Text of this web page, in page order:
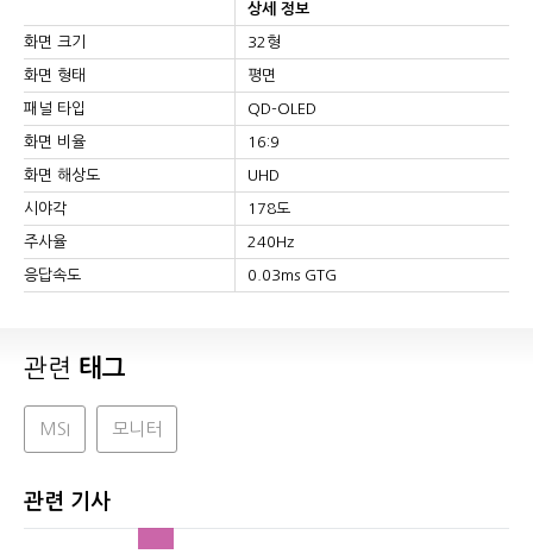
상세 정보
화면 크기 32형
화면 형태 평면
패널 타입 QD-OLED
화면 비율 16:9
화면 해상도 UHD
시야각 178도
주사율 240Hz
응답속도 0.03ms GTG
관련 태그
MSI 모니터
관련 기사